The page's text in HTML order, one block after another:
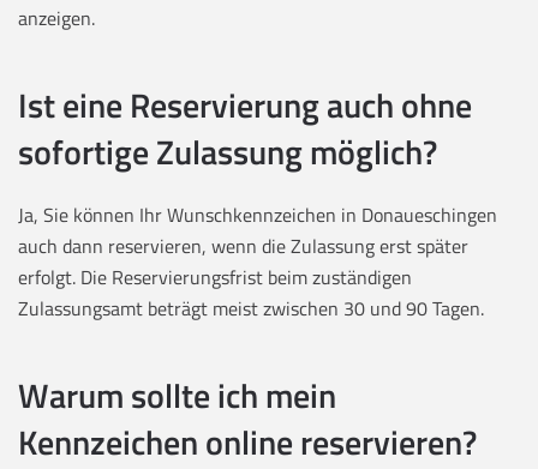
anzeigen.
Ist eine Reservierung auch ohne
sofortige Zulassung möglich?
Ja, Sie können Ihr Wunschkennzeichen in Donaueschingen
auch dann reservieren, wenn die Zulassung erst später
erfolgt. Die Reservierungsfrist beim zuständigen
Zulassungsamt beträgt meist zwischen 30 und 90 Tagen.
Warum sollte ich mein
Kennzeichen online reservieren?